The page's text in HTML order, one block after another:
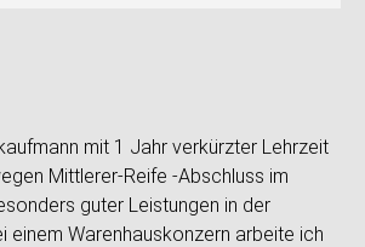
mit 1 Jahr verkürzter Lehrzeit
Mittlerer-Reife -Abschluss im
guter Leistungen in der
einem Warenhauskonzern arbeite ich